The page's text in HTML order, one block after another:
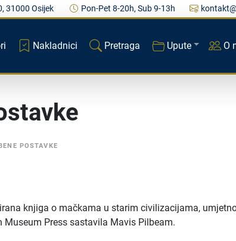
31000 Osijek Pon-Pet 8-20h, Sub 9-13h
Nakladnici Pretraga Upute O
POSTAVKE
knjiga o mačkama u starim civilizacijama,
Museum Press sastavila Mavis Pilbeam.